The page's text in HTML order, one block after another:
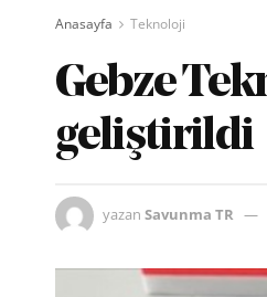
Anasayfa Teknoloji
Gebze
geliştirildi
yazan Savunma TR